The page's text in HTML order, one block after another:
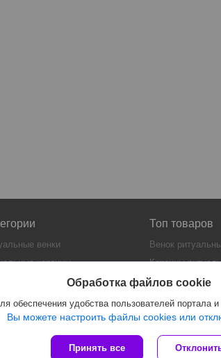
венки
корзины
еловая нить
Топ товаров
Венок
Корзины
Ритуальная
Гроб Элит
Сайт создан на платформе Deal.by
Обработка файлов cookie
удобства пользователей портала
Вы можете настроить файлы cookies или
Принять все